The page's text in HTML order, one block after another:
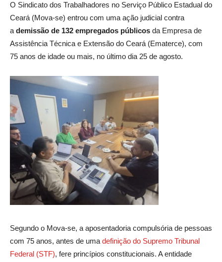
O Sindicato dos Trabalhadores no Serviço Público Estadual do
Ceará (Mova-se) entrou com uma ação judicial contra
a demissão de 132 empregados públicos da Empresa de
Assistência Técnica e Extensão do Ceará (Ematerce), com
75 anos de idade ou mais, no último dia 25 de agosto.
Segundo o Mova-se, a aposentadoria compulsória de pessoas
com 75 anos, antes de uma definição do Supremo Tribunal
Federal (STF), fere princípios constitucionais. A entidade